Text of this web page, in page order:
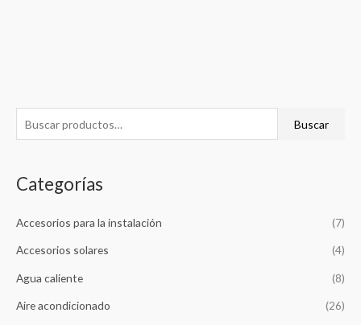
u
c
r
p
:
Buscar
Categorías
Accesorios para la instalación (7)
Accesorios solares (4)
Agua caliente (8)
Aire acondicionado (26)